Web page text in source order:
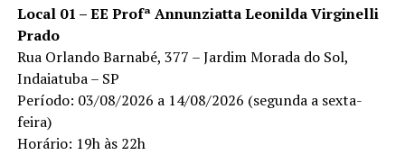
Local 01 – EE Profª Annunziatta Leonilda Virginelli
Prado
Rua Orlando Barnabé, 377 – Jardim Morada do Sol,
Indaiatuba – SP
Período: 03/08/2026 a 14/08/2026 (segunda a sexta-
feira)
Horário: 19h às 22h